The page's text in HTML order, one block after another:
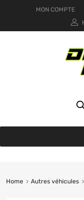
MON COMPTE
Home Autres véhicules